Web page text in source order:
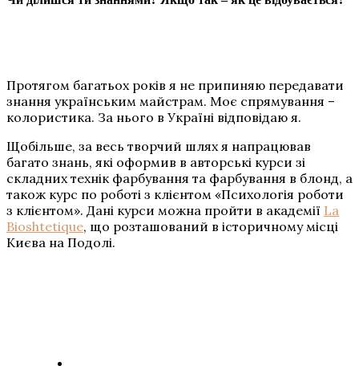
Протягом багатьох років я не припиняю передавати
знання українським майстрам. Моє спрямування –
колористика. За нього в Україні відповідаю я.
Щобільше, за весь творчий шлях я напрацював
багато знань, які оформив в авторські курси зі
складних технік фарбування та фарбування в блонд, а
також курс по роботі з клієнтом «Психологія роботи
з клієнтом». Дані курси можна пройти в академії La
Bioshtetique, що розташований в історичному місці
Києва на Подолі.